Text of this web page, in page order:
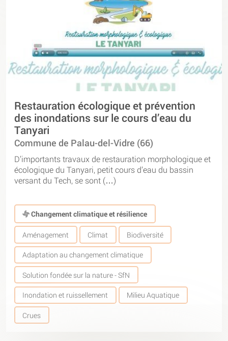
Restauration écologique et prévention
des inondations sur le cours d’eau du
Tanyari
Commune de Palau-del-Vidre (66)
D’importants travaux de restauration morphologique et
écologique du Tanyari, petit cours d’eau du bassin
versant du Tech, se sont (…)
Changement climatique et résilience
Aménagement Climat Biodiversité
Adaptation au changement climatique
Solution fondée sur la nature - SfN
Inondation et ruissellement Milieu Aquatique
Crues